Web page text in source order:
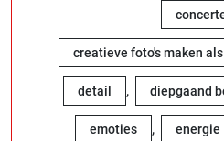
creatieve foto's maken
detail , diepgaand
emoties , energie